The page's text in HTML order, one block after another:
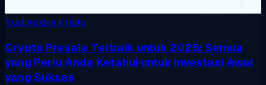
Trading dan Kripto
Crypto Presale Terbaik untuk 2025: Semua
yang Perlu Anda Ketahui untuk Investasi Awal
yang Sukses